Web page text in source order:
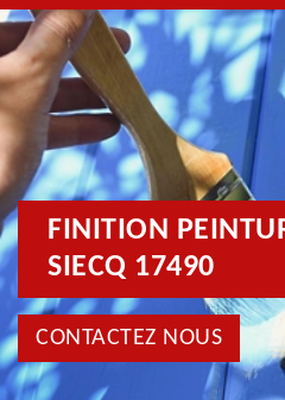
FINITION
SIECQ 17490
CONTACTEZ NOUS